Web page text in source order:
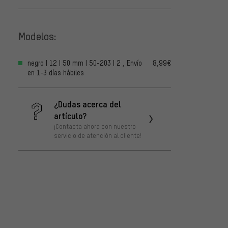
Modelos:
negro | 12 | 50 mm | 50-203 | 2 , Envío
en 1-3 días hábiles
8,99€
¿Dudas acerca del
artículo?
¡Contacta ahora con nuestro
servicio de atención al cliente!